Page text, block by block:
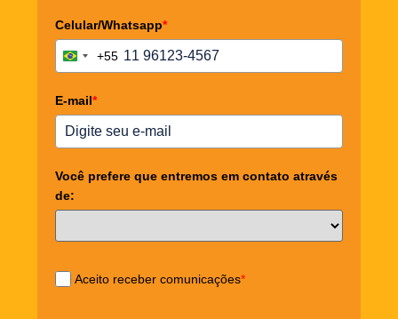
Celular/Whatsapp*
Brazil +55
+55
E-mail*
Você prefere que entremos em contato através
de:
Aceito receber comunicações*